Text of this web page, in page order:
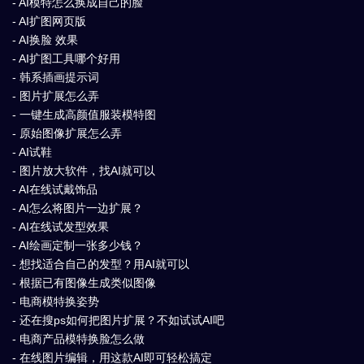
- AI扩图网页版
- AI换脸 效果
- AI扩图工具哪个好用
- 韩系插画提示词
- 图片扩展怎么弄
- 一键生成高颜值服装模特图
- 原始图像扩展怎么弄
- AI试鞋
- 图片放大软件，找AI就可以
- AI在线试戴饰品
- AI怎么将图片一边扩展？
- AI在线试发型效果
- AI绘画定制一张多少钱？
- 想找适合自己的发型？用AI就可以
- 根据已有图像生成类似图像
- 电商模特换姿势
- 还在搜ps如何把图片扩展？不如试试AI吧
- 电商产品模特换脸怎么做
- 在线图片编辑，用这款AI即可轻松搞定